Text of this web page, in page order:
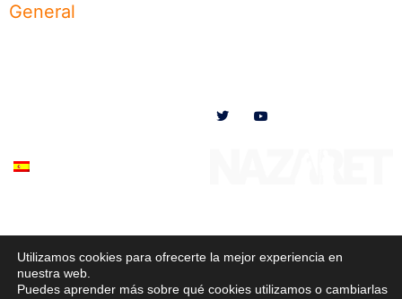
General
© 2020 Misioneras Nazaret. Todos los derechos reservados
Política de Privacidad–Política de Cookies–Aviso Legal
Utilizamos cookies para ofrecerte la mejor experiencia en
nuestra web.
Puedes aprender más sobre qué cookies utilizamos o cambiarlas